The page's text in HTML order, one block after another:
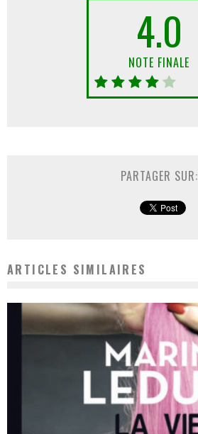
4.0
NOTE FINALE
PARTAGER SUR:
ARTICLES SIMILAIRES